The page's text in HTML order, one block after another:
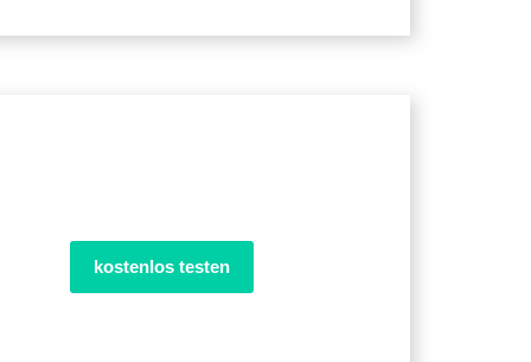
kostenlos testen